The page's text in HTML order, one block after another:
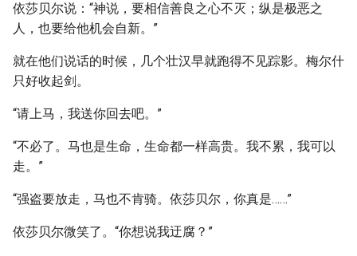
依莎贝尔说：“神说，要相信善良之心不灭；纵是极恶之
人，也要给他机会自新。”
就在他们说话的时候，几个壮汉早就跑得不见踪影。梅尔什
只好收起剑。
“请上马，我送你回去吧。”
“不必了。马也是生命，生命都一样高贵。我不累，我可以
走。”
“强盗要放走，马也不肯骑。依莎贝尔，你真是……”
依莎贝尔微笑了。“你想说我迂腐？”